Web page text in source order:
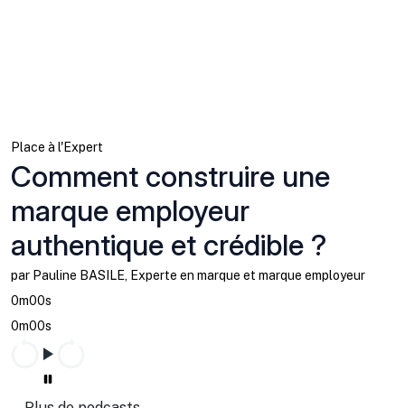
Place à l'Expert
Comment construire une
marque employeur
authentique et crédible ?
par Pauline BASILE, Experte en marque et marque employeur
0m00s
0m00s